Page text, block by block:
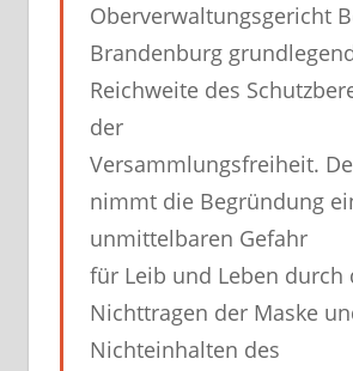
Oberverwaltungsgericht
Brandenburg
Reichweite des
der
Versammlungsfreiheit.
nimmt die Begründung
unmittelbaren Gefahr
für Leib und Leben durch
Nichttragen der Maske
Nichteinhalten des